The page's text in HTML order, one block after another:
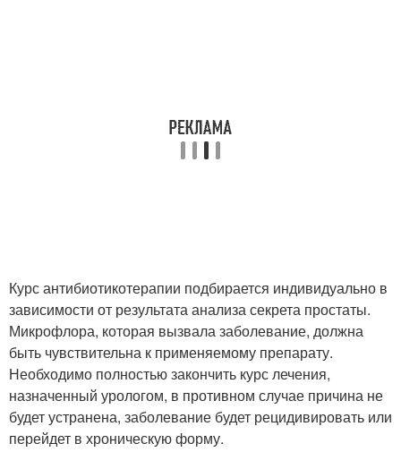
Курс антибиотикотерапии подбирается индивидуально в
зависимости от результата анализа секрета простаты.
Микрофлора, которая вызвала заболевание, должна
быть чувствительна к применяемому препарату.
Необходимо полностью закончить курс лечения,
назначенный урологом, в противном случае причина не
будет устранена, заболевание будет рецидивировать или
перейдет в хроническую форму.